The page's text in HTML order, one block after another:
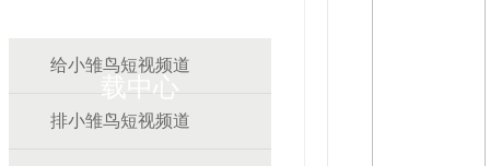
载中心
给小雏鸟短视频道
排小雏鸟短视频道